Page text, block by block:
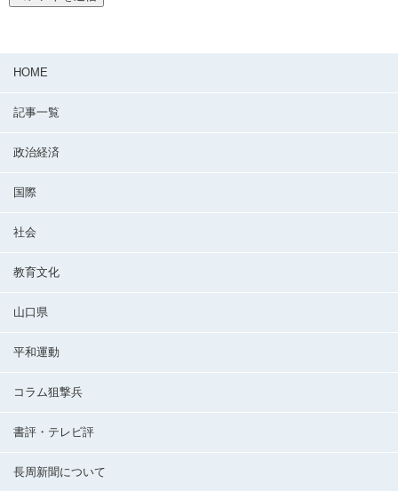
HOME
記事一覧
政治経済
国際
社会
教育文化
山口県
平和運動
コラム狙撃兵
書評・テレビ評
長周新聞について